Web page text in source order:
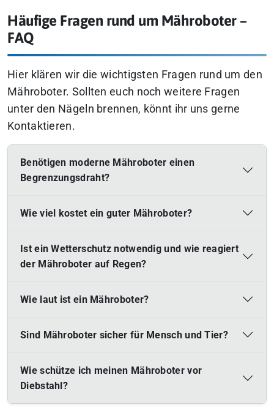
Häufige Fragen rund um Mähroboter –
FAQ
Hier klären wir die wichtigsten Fragen rund um den
Mähroboter. Sollten euch noch weitere Fragen
unter den Nägeln brennen, könnt ihr uns gerne
Kontaktieren.
Benötigen moderne Mähroboter einen
Begrenzungsdraht?
Wie viel kostet ein guter Mähroboter?
Ist ein Wetterschutz notwendig und wie reagiert
der Mähroboter auf Regen?
Wie laut ist ein Mähroboter?
Sind Mähroboter sicher für Mensch und Tier?
Wie schütze ich meinen Mähroboter vor
Diebstahl?